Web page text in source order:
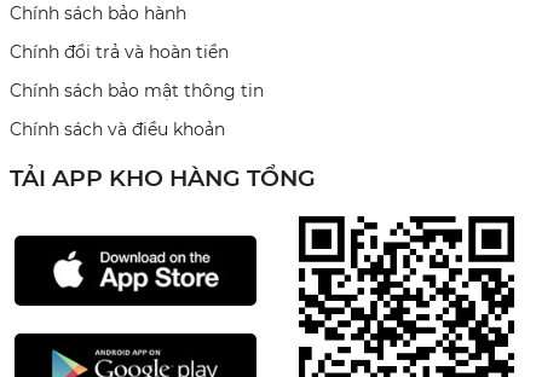
Chính sách bảo hành
Chính đổi trả và hoàn tiền
Chính sách bảo mật thông tin
Chính sách và điều khoản
TẢI APP KHO HÀNG TỔNG